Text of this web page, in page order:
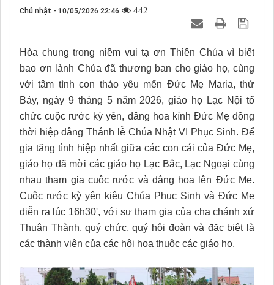
Chủ nhật - 10/05/2026 22:46 442
Hòa chung trong niềm vui tạ ơn Thiên Chúa vì biết
bao ơn lành Chúa đã thương ban cho giáo họ, cùng
với tâm tình con thảo yêu mến Đức Mẹ Maria, thứ
Bảy, ngày 9 tháng 5 năm 2026, giáo họ Lạc Nội tổ
chức cuộc rước kỳ yên, dâng hoa kính Đức Mẹ đồng
thời hiệp dâng Thánh lễ Chúa Nhật VI Phục Sinh. Để
gia tăng tình hiệp nhất giữa các con cái của Đức Mẹ,
giáo họ đã mời các giáo họ Lạc Bắc, Lạc Ngoại cùng
nhau tham gia cuộc rước và dâng hoa lên Đức Mẹ.
Cuộc rước kỳ yên kiệu Chúa Phục Sinh và Đức Mẹ
diễn ra lúc 16h30', với sự tham gia của cha chánh xứ
Thuận Thành, quý chức, quý hội đoàn và đặc biệt là
các thành viên của các hội hoa thuộc các giáo họ.